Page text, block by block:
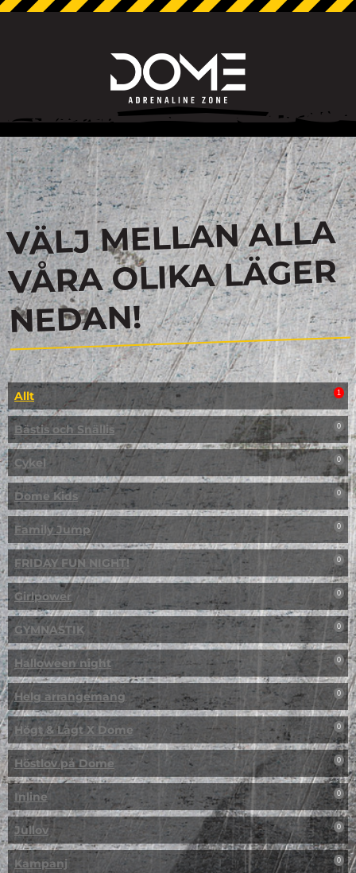
VÄLJ MELLAN ALLA
VÅRA OLIKA LÄGER
NEDAN!
Allt 1
Bästis och Snällis 0
Cykel 0
Dome Kids 0
Family Jump 0
FRIDAY FUN NIGHT! 0
Girlpower 0
GYMNASTIK 0
Halloween night 0
Helg arrangemang 0
Högt & Lågt X Dome 0
Höstlov på Dome 0
Inline 0
Jullov 0
Kampanj 0